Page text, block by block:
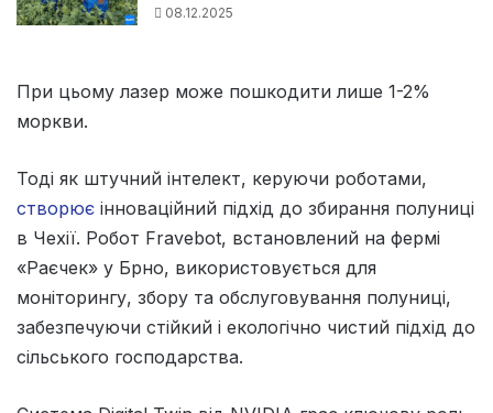
08.12.2025
При цьому лазер може пошкодити лише 1-2%
моркви.
Тоді як штучний інтелект, керуючи роботами,
створює інноваційний підхід до збирання полуниці
в Чехії. Робот Fravebot, встановлений на фермі
«Раєчек» у Брно, використовується для
моніторингу, збору та обслуговування полуниці,
забезпечуючи стійкий і екологічно чистий підхід до
сільського господарства.